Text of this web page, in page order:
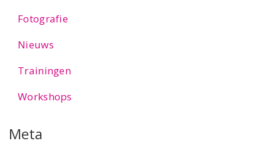
Fotografie
Nieuws
Trainingen
Workshops
Meta